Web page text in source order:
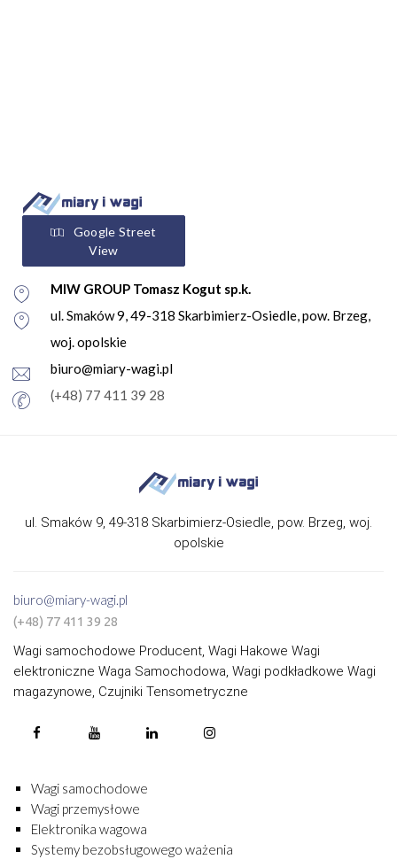
Google Street
View
MIW GROUP Tomasz Kogut sp.k.
ul. Smaków 9, 49-318 Skarbimierz-Osiedle, pow. Brzeg,
woj. opolskie
biuro@miary-wagi.pl
(+48) 77 411 39 28
ul. Smaków 9, 49-318 Skarbimierz-Osiedle, pow. Brzeg, woj.
opolskie
biuro@miary-wagi.pl
(+48) 77 411 39 28
Wagi samochodowe Producent, Wagi Hakowe Wagi
elektroniczne Waga Samochodowa, Wagi podkładkowe Wagi
magazynowe, Czujniki Tensometryczne
Wagi samochodowe
Wagi przemysłowe
Elektronika wagowa
Systemy bezobsługowego ważenia